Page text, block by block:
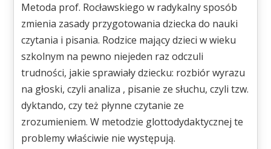
Metoda prof. Rocławskiego w radykalny sposób
zmienia zasady przygotowania dziecka do nauki
czytania i pisania. Rodzice mający dzieci w wieku
szkolnym na pewno niejeden raz odczuli
trudności, jakie sprawiały dziecku: rozbiór wyrazu
na głoski, czyli analiza , pisanie ze słuchu, czyli tzw.
dyktando, czy też płynne czytanie ze
zrozumieniem. W metodzie glottodydaktycznej te
problemy właściwie nie występują.